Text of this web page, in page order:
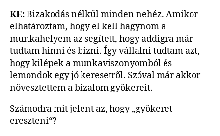
KE:Bizakodás nélkül minden nehéz. Amikor
elhatároztam, hogy el kell hagynom a
munkahelyem az segített, hogy addigra már
tudtam hinni és bízni. Így vállalni tudtam azt,
hogy kilépek a munkaviszonyomból és
lemondok egy jó keresetről. Szóval már akkor
növesztettem a bizalom gyökereit.
Számodra mit jelent az, hogy „gyökeret
ereszteni“?